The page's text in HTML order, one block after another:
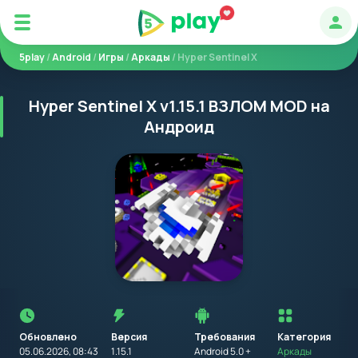
5play/Android /Игры /Аркады / Hyper Sentinel X
Hyper Sentinel X v1.15.1 ВЗЛОМ MOD на
Андроид
Обновлено
05.06.2026, 08:43
Версия
1.15.1
Требования
Android 5.0 +
установкой
приложения
на
устройство
Категория
Аркады